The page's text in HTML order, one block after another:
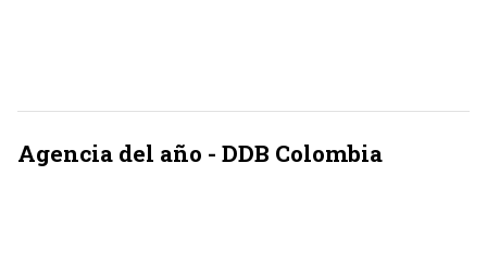
Agencia del año - DDB Colombia